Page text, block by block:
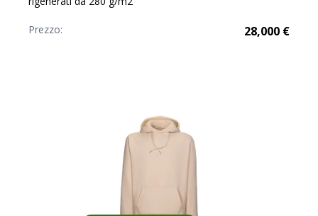
Prezzo: 28,000 €